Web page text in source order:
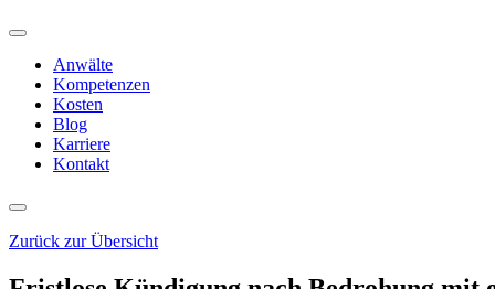
Anwälte
Kompetenzen
Kosten
Blog
Karriere
Kontakt
Zurück zur Übersicht